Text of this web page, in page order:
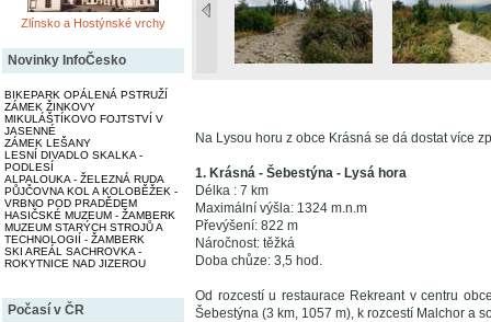
Zlínsko a Hostýnské vrchy
Novinky InfoČesko
BIKEPARK OPÁLENÁ PSTRUŽÍ
ZÁMEK ŽINKOVY
MIKULÁŠTÍKOVO FOJTSTVÍ V
JASENNÉ
ZÁMEK LEŠANY
LESNÍ DIVADLO SKALKA -
PODLESÍ
ALPALOUKA - ŽELEZNÁ RUDA
PŮJČOVNA KOL A KOLOBĚŽEK -
VRBNO POD PRADĚDEM
HASIČSKÉ MUZEUM - ŽAMBERK
MUZEUM STARÝCH STROJŮ A
TECHNOLOGIÍ - ŽAMBERK
SKI AREÁL SACHROVKA -
ROKYTNICE NAD JIZEROU
Počasí v ČR
Na Lysou horu z obce Krásná se dá dostat více
1. Krásná - Šebestýna - Lysá hora
Délka : 7 km
Maximální výšla: 1324 m.n.m
Převýšení: 822 m
Náročnost: těžká
Doba chůze: 3,5 hod.
Od rozcestí u restaurace Rekreant v centru
Šebestýna (3 km, 1057 m), k rozcestí Malchor a